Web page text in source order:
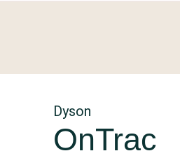
Dyson
OnTrac